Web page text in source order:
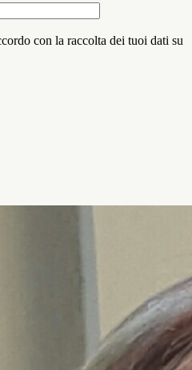
con la raccolta dei tuoi dati su